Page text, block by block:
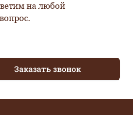
на любой
Заказать звонок